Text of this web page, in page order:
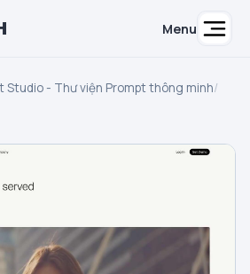
Menu
Studio - Thư viện Prompt thông minh/